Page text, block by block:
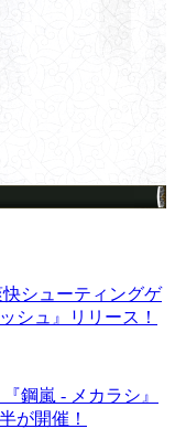
シューティングゲ
シュ』リリース！
鋼嵐 - メカラシ』
が開催！